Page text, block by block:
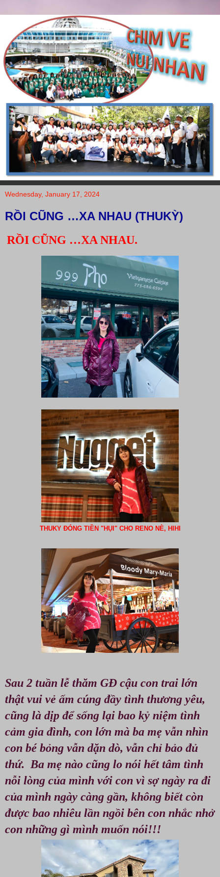
Wednesday, January 17, 2024
RỒI CŨNG …XA NHAU (THUKỲ)
RỒI CŨNG …XA NHAU.
THUKY ĐÓNG TIỀN "HỤI" CHO RENO NÈ, HIHI
Sau 2 tuần lễ thăm GĐ cậu con trai lớn
thật vui vẻ ấm cúng đầy tình thương yêu,
cũng là dịp để sống lại bao kỷ niệm tình
cảm gia đình, con lớn mà ba mẹ vẫn nhìn
con bé bỏng vẫn dặn dò, vẫn chỉ bảo đủ
thứ. Ba mẹ nào cũng lo nói hết tâm tình
nỗi lòng của mình với con vì sợ ngày ra đi
của mình ngày càng gần, không biết còn
được bao nhiêu lần ngồi bên con nhắc nhở
con những gì mình muốn nói!!!